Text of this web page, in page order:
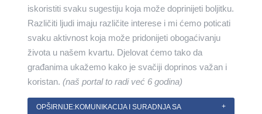
iskoristiti svaku sugestiju koja može doprinijeti boljitku.
Različiti ljudi imaju različite interese i mi ćemo poticati
svaku aktivnost koja može pridonijeti obogaćivanju
života u našem kvartu. Djelovat ćemo tako da
građanima ukažemo kako je svačiji doprinos važan i
koristan. (naš portal to radi već 6 godina)
OPŠIRNIJE:KOMUNIKACIJA I SURADNJA SA